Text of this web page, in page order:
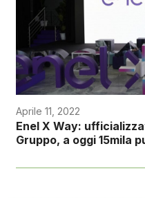
Aprile 11, 2022
Enel X Way:
Gruppo, a oggi 15mila